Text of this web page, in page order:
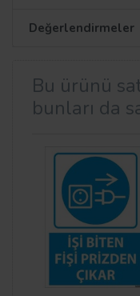
Değerlendirmeler
Bu ürünü
bunları da